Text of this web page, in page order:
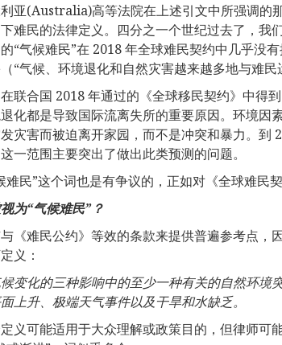
亚(Australia)高等法院在上述引文中所强调的
难民的法律定义。四分之一个世纪过去了，
“气候难民”在 2018 年全球难民契约中几乎没
“气候、环境退化和自然灾害越来越多地与难民
联合国 2018 年通过的《全球移民契约》中得
化都是导致国际流离失所的重要原因。环境因
灾害而被迫离开家园，而不是冲突和暴力。
一范围主要突出了做出此类预测的问题。
难民”这个词也是有争议的，正如对《全球难民
为“气候难民”？
《难民公约》等效的条款来提供普遍参考点
义：
变化的三种影响中的至少一种有关的自然环
上升、极端天气事件以及干旱和水缺乏。
义可能适用于大众理解或政策目的，但律师可